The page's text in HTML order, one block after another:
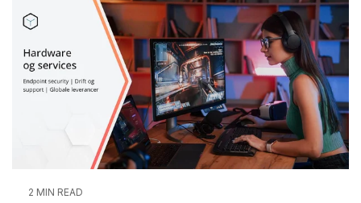
2 MIN READ